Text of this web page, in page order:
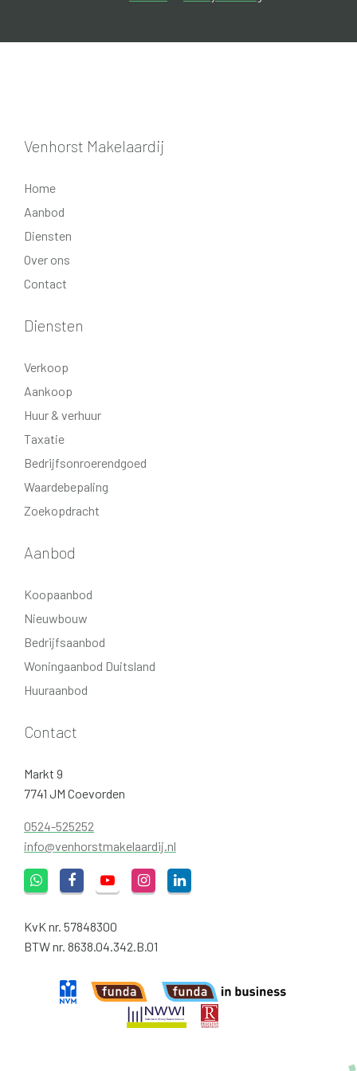
Venhorst Makelaardij
Home
Aanbod
Diensten
Over ons
Contact
Diensten
Verkoop
Aankoop
Huur & verhuur
Taxatie
Bedrijfsonroerendgoed
Waardebepaling
Zoekopdracht
Aanbod
Koopaanbod
Nieuwbouw
Bedrijfsaanbod
Woningaanbod Duitsland
Huuraanbod
Contact
Markt 9
7741 JM Coevorden
0524-525252
info@venhorstmakelaardij.nl
KvK nr. 57848300
BTW nr. 8638.04.342.B.01